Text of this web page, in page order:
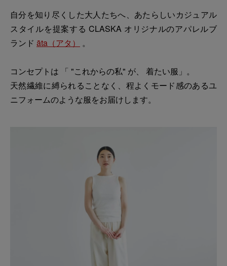
自分を知り尽くした大人たちへ、あたらしいカジュアル
スタイルを提案する CLASKA オリジナルのアパレルブ
ランド āta（アタ） 。
コンセプトは 「 "これからの私" が、 着たい服」。
天然繊維に縛られることなく、程よくモード感のあるユ
ニフォームのような服をお届けします。